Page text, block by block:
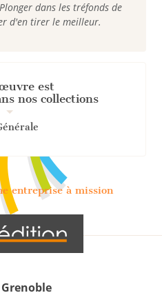
dans les tréfonds de
d'en tirer le meilleur.
est
nos collections
entreprise à mission
Grenoble